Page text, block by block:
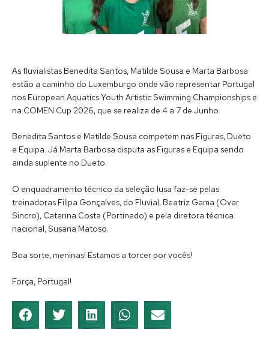
As fluvialistas Benedita Santos, Matilde Sousa e Marta Barbosa
estão a caminho do Luxemburgo onde vão representar Portugal
nos European Aquatics Youth Artistic Swimming Championships e
na COMEN Cup 2026, que se realiza de 4 a 7 de Junho.
Benedita Santos e Matilde Sousa competem nas Figuras, Dueto
e Equipa. Já Marta Barbosa disputa as Figuras e Equipa sendo
ainda suplente no Dueto.
O enquadramento técnico da seleção lusa faz-se pelas
treinadoras Filipa Gonçalves, do Fluvial, Beatriz Gama (Ovar
Sincro), Catarina Costa (Portinado) e pela diretora técnica
nacional, Susana Matoso.
Boa sorte, meninas! Estamos a torcer por vocês!
Força, Portugal!